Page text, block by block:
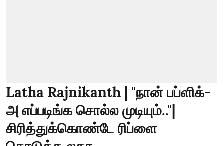
Latha Rajnikanth | "நான் பப்ளிக்-
அ எப்படிங்க சொல்ல முடியும்.."|
சிரித்துக்கொண்டே ரிப்ளை